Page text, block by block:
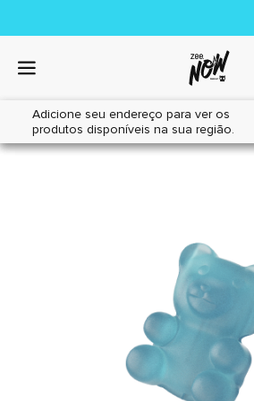
Adicione seu endereço para ver os
produtos disponíveis na sua região.
Home|Cães|Acessórios